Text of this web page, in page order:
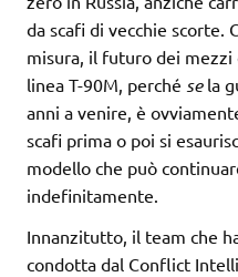
da scafi di vecchie scorte.
misura, il futuro dei mezzi
linea T-90M, perché se la
anni a venire, è
scafi prima o poi si
modello che può
indefinitamente.
Innanzitutto, il team che
condotta dal Conflict